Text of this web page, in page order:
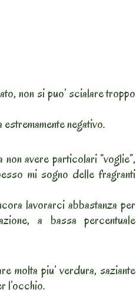
non si puo’ scialare troppo
negativo.
avere particolari “voglie”,
mi sogno delle fragranti
lavorarci abbastanza per
a bassa percentuale
molta piu’ verdura, saziante
l’occhio.